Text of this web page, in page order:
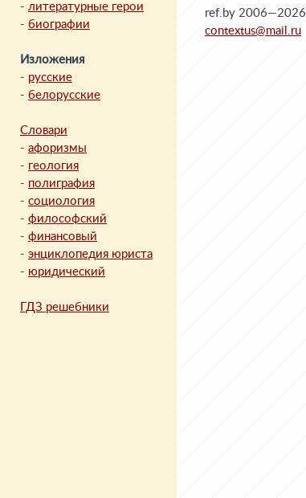
- литературные герои
- биографии
Изложения
- русские
- белорусские
Словари
- афоризмы
- геология
- полиграфия
- социология
- философский
- финансовый
- энциклопедия юриста
- юридический
ГДЗ решебники
ref.by 2006—2026
contextus@mail.ru